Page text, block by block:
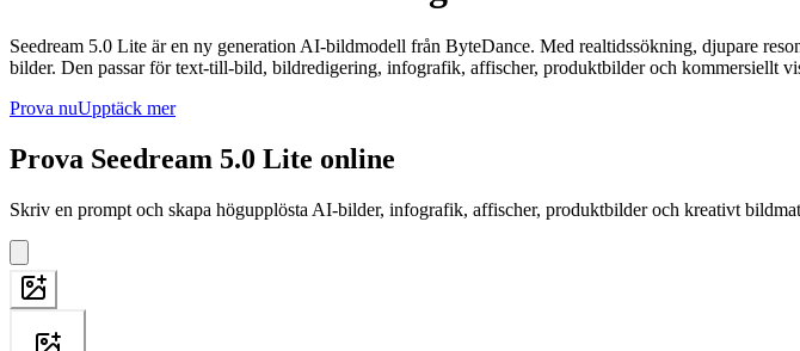
Seedream 5.0 Lite är en ny generation AI-bildmodell från ByteDance. Med realtidssökning, djupare
bilder. Den passar för text-till-bild, bildredigering, infografik, affischer, produktbilder och kommersiellt
Prova nuUpptäck mer
Prova Seedream 5.0 Lite online
Skriv en prompt och skapa högupplösta AI-bilder, infografik, affischer, produktbilder och kreativt